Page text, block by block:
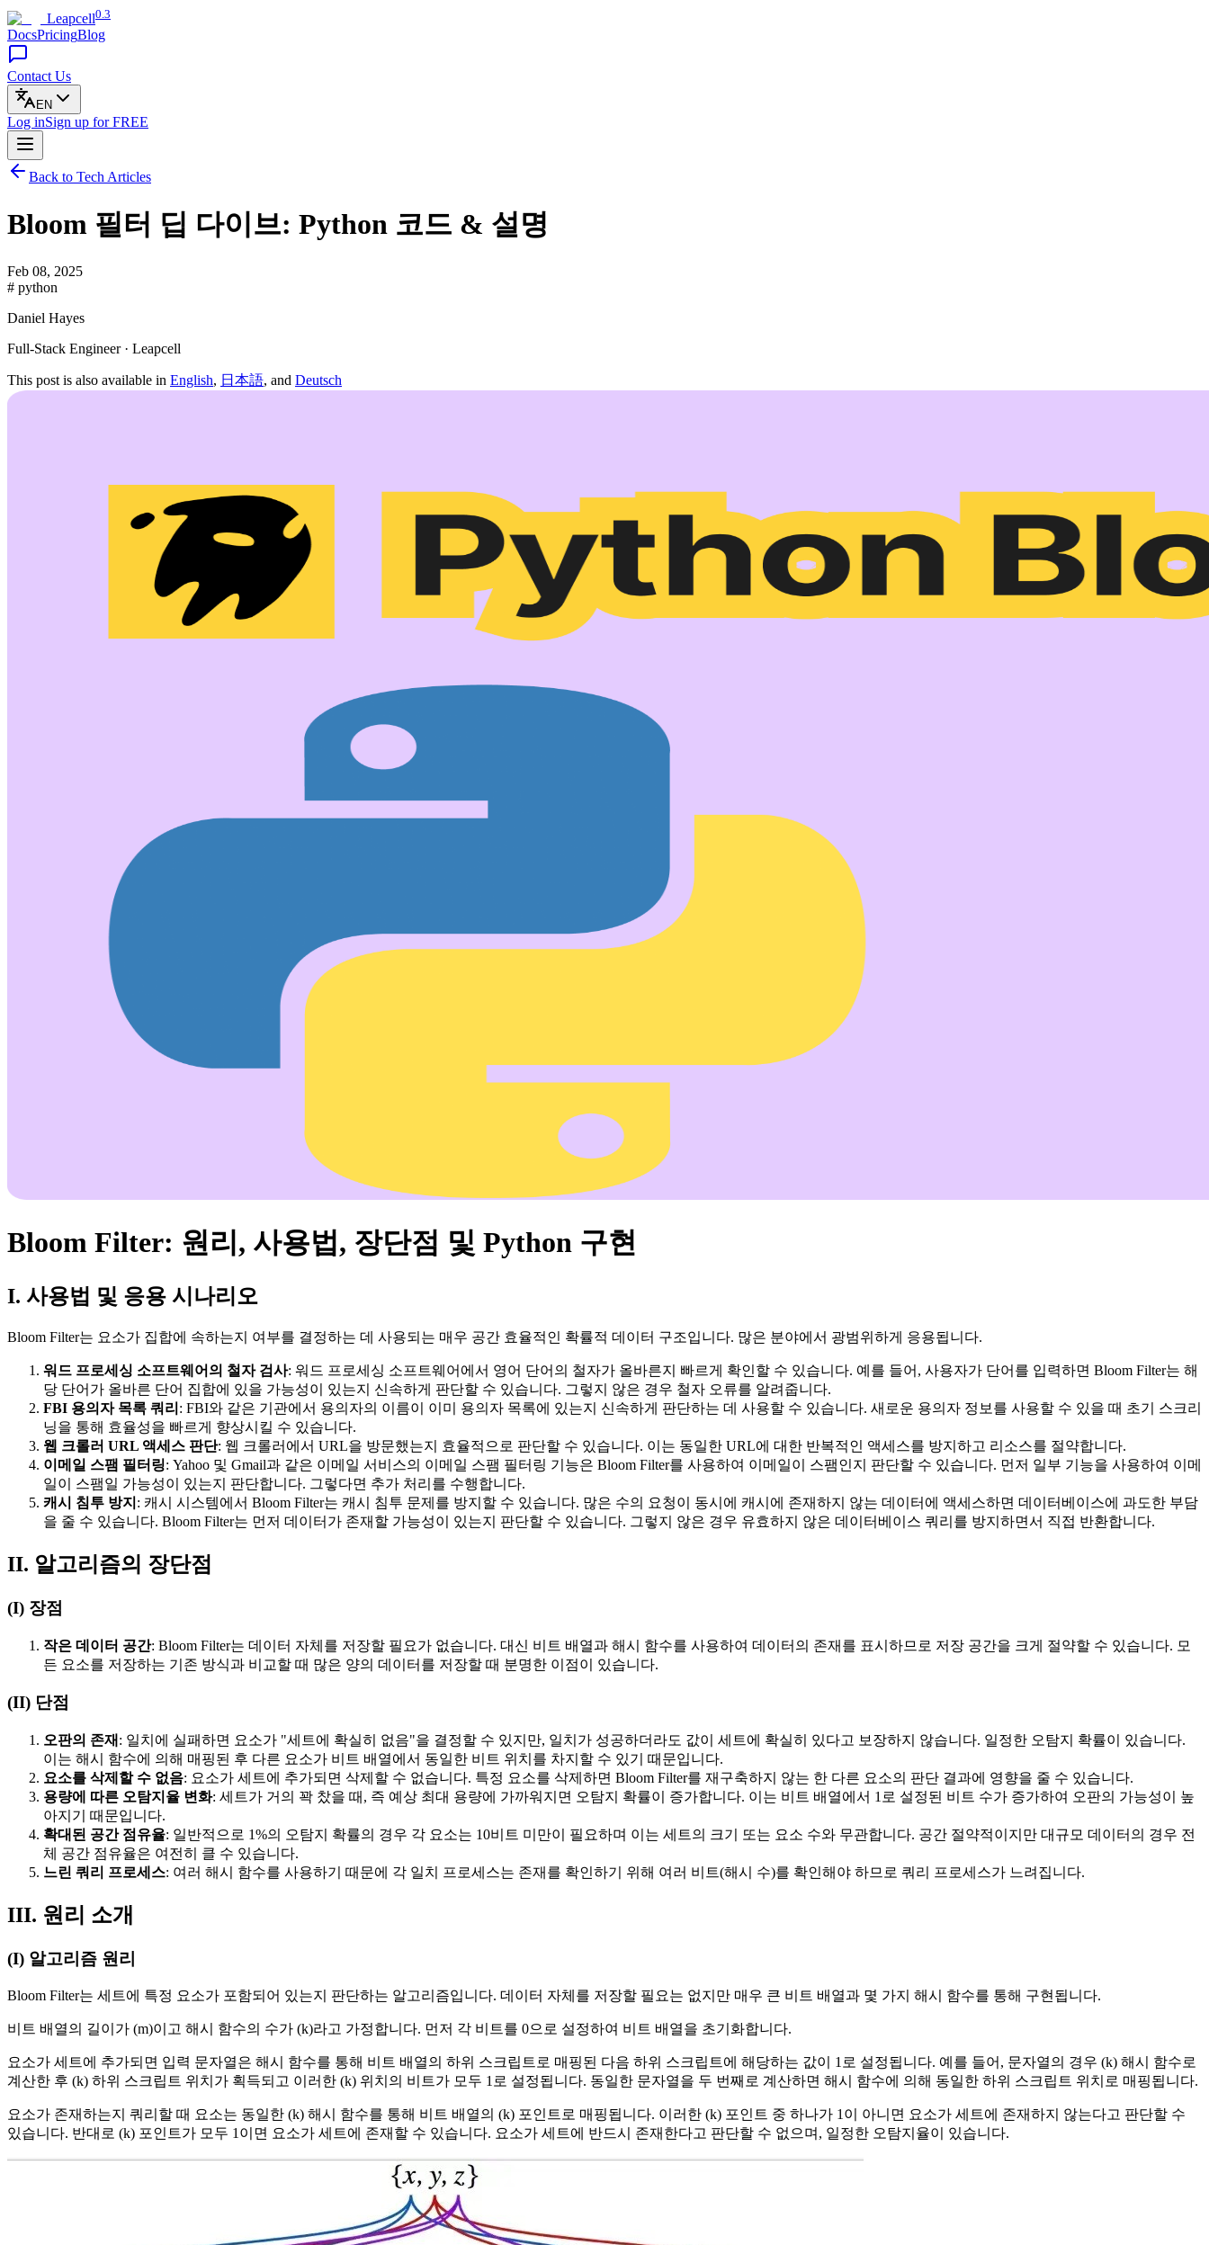
Leapcell0.3
DocsPricingBlog
Contact Us
EN
Log inSign up for FREE
Back to Tech Articles
Bloom 필터 딥 다이브: Python 코드 & 설명
Feb 08, 2025
# python
Daniel Hayes
Full-Stack Engineer · Leapcell
This post is also available in English, 日本語, and Deutsch
Bloom Filter: 원리, 사용법, 장단점 및 Python 구현
I. 사용법 및 응용 시나리오
Bloom Filter는 요소가 집합에 속하는지 여부를 결정하는 데 사용되는 매우 공간 효율적인 확률적 데이터 구조입니다. 많은 분야에서 광범위하게 응용됩니다.
워드 프로세싱 소프트웨어의 철자 검사: 워드 프로세싱 소프트웨어에서 영어 단어의 철자가 올바른지 빠르게 확인할 수 있습니다. 예를 들어, 사용자가 단어를 입력하면 Bloom Filter는 해
당 단어가 올바른 단어 집합에 있을 가능성이 있는지 신속하게 판단할 수 있습니다. 그렇지 않은 경우 철자 오류를 알려줍니다.
FBI 용의자 목록 쿼리 : FBI와 같은 기관에서 용의자의 이름이 이미 용의자 목록에 있는지 신속하게 판단하는 데 사용할 수 있습니다. 새로운 용의자 정보를 사용할 수 있을 때 초기 스크리
닝을 통해 효율성을 빠르게 향상시킬 수 있습니다.
웹 크롤러 URL 액세스 판단: 웹 크롤러에서 URL을 방문했는지 효율적으로 판단할 수 있습니다. 이는 동일한 URL에 대한 반복적인 액세스를 방지하고 리소스를 절약합니다.
이메일 스팸 필터링: Yahoo 및 Gmail과 같은 이메일 서비스의 이메일 스팸 필터링 기능은 Bloom Filter를 사용하여 이메일이 스팸인지 판단할 수 있습니다. 먼저 일부 기능을 사용하여 이메
일이 스팸일 가능성이 있는지 판단합니다. 그렇다면 추가 처리를 수행합니다.
캐시 침투 방지 : 캐시 시스템에서 Bloom Filter는 캐시 침투 문제를 방지할 수 있습니다. 많은 수의 요청이 동시에 캐시에 존재하지 않는 데이터에 액세스하면 데이터베이스에 과도한 부담
을 줄 수 있습니다. Bloom Filter는 먼저 데이터가 존재할 가능성이 있는지 판단할 수 있습니다. 그렇지 않은 경우 유효하지 않은 데이터베이스 쿼리를 방지하면서 직접 반환합니다.
II. 알고리즘의 장단점
(I) 장점
작은 데이터 공간: Bloom Filter는 데이터 자체를 저장할 필요가 없습니다. 대신 비트 배열과 해시 함수를 사용하여 데이터의 존재를 표시하므로 저장 공간을 크게 절약할 수 있습니다. 모
든 요소를 저장하는 기존 방식과 비교할 때 많은 양의 데이터를 저장할 때 분명한 이점이 있습니다.
(II) 단점
오판의 존재 : 일치에 실패하면 요소가 "세트에 확실히 없음"을 결정할 수 있지만, 일치가 성공하더라도 값이 세트에 확실히 있다고 보장하지 않습니다. 일정한 오탐지 확률이 있습니다.
이는 해시 함수에 의해 매핑된 후 다른 요소가 비트 배열에서 동일한 비트 위치를 차지할 수 있기 때문입니다.
요소를 삭제할 수 없음: 요소가 세트에 추가되면 삭제할 수 없습니다. 특정 요소를 삭제하면 Bloom Filter를 재구축하지 않는 한 다른 요소의 판단 결과에 영향을 줄 수 있습니다.
용량에 따른 오탐지율 변화: 세트가 거의 꽉 찼을 때, 즉 예상 최대 용량에 가까워지면 오탐지 확률이 증가합니다. 이는 비트 배열에서 1로 설정된 비트 수가 증가하여 오판의 가능성이 높
아지기 때문입니다.
확대된 공간 점유율: 일반적으로 1%의 오탐지 확률의 경우 각 요소는 10비트 미만이 필요하며 이는 세트의 크기 또는 요소 수와 무관합니다. 공간 절약적이지만 대규모 데이터의 경우 전
체 공간 점유율은 여전히 클 수 있습니다.
느린 쿼리 프로세스: 여러 해시 함수를 사용하기 때문에 각 일치 프로세스는 존재를 확인하기 위해 여러 비트(해시 수)를 확인해야 하므로 쿼리 프로세스가 느려집니다.
III. 원리 소개
(I) 알고리즘 원리
Bloom Filter는 세트에 특정 요소가 포함되어 있는지 판단하는 알고리즘입니다. 데이터 자체를 저장할 필요는 없지만 매우 큰 비트 배열과 몇 가지 해시 함수를 통해 구현됩니다.
비트 배열의 길이가 (m)이고 해시 함수의 수가 (k)라고 가정합니다. 먼저 각 비트를 0으로 설정하여 비트 배열을 초기화합니다.
요소가 세트에 추가되면 입력 문자열은 해시 함수를 통해 비트 배열의 하위 스크립트로 매핑된 다음 하위 스크립트에 해당하는 값이 1로 설정됩니다. 예를 들어, 문자열의 경우 (k) 해시 함수로
계산한 후 (k) 하위 스크립트 위치가 획득되고 이러한 (k) 위치의 비트가 모두 1로 설정됩니다. 동일한 문자열을 두 번째로 계산하면 해시 함수에 의해 동일한 하위 스크립트 위치로 매핑됩니다.
요소가 존재하는지 쿼리할 때 요소는 동일한 (k) 해시 함수를 통해 비트 배열의 (k) 포인트로 매핑됩니다. 이러한 (k) 포인트 중 하나가 1이 아니면 요소가 세트에 존재하지 않는다고 판단할 수
있습니다. 반대로 (k) 포인트가 모두 1이면 요소가 세트에 존재할 수 있습니다. 요소가 세트에 반드시 존재한다고 판단할 수 없으며, 일정한 오탐지율이 있습니다.